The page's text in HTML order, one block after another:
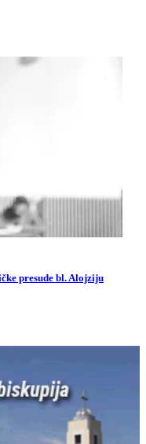
presude bl. Alojziju